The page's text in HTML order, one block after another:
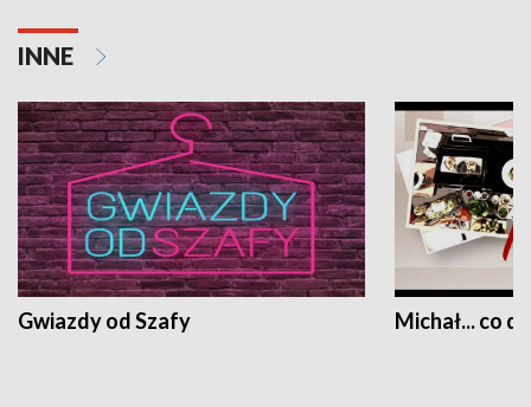
INNE
Gwiazdy od Szafy Michał... co